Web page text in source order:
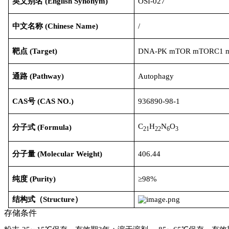
中文名称 (Chinese Name) /
靶点 (Target) DNA-PK mTOR mTORC1
通路 (Pathway) Autophagy
CAS号 (CAS NO.) 936890-98-1
分子式 (Formula) C21H22N6O3
分子量 (Molecular Weight) 406.44
纯度 (Purity) ≥98%
结构式（Structure）
存储条件